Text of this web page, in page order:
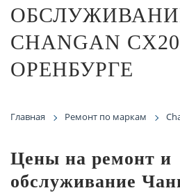
CHANGAN
ОРЕНБУРГЕ
Главная Ремонт по маркам
Цены на ремонт и
обслуживание